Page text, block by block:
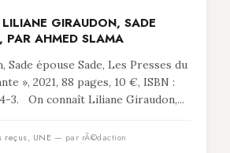
GIRAUDON, SADE
PAR AHMED SLAMA
Sade épouse Sade, Les Presses du
», 2021, 88 pages, 10 €, ISBN :
3. On connaît Liliane Giraudon,...
reçus, UNE — par rÃ©daction